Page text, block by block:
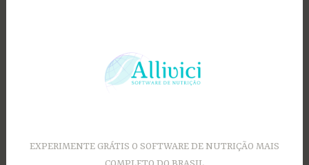
EXPERIMENTE GRÁTIS O SOFTWARE DE NUTRIÇÃO MAIS